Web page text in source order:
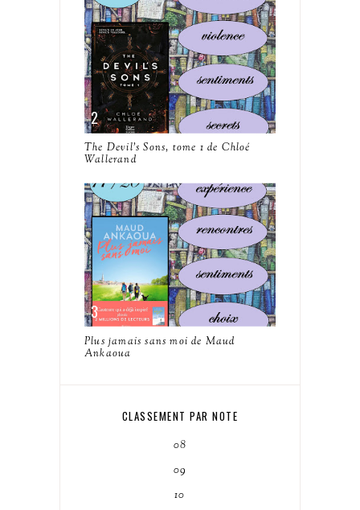
The Devil's Sons, tome 1 de Chloé
Wallerand
Plus jamais sans moi de Maud
Ankaoua
CLASSEMENT PAR NOTE
08
09
10